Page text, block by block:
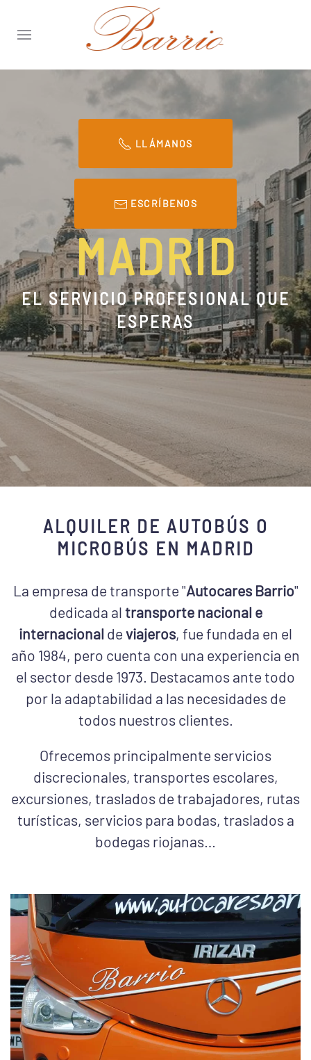
MADRID
EL SERVICIO PROFESIONAL QUE
ESPERAS
LLÁMANOS
ESCRÍBENOS
ALQUILER DE AUTOBÚS O
MICROBÚS EN MADRID
La empresa de transporte "Autocares Barrio"
dedicada al transporte nacional e
internacional de viajeros, fue fundada en el
año 1984, pero cuenta con una experiencia en
el sector desde 1973. Destacamos ante todo
por la adaptabilidad a las necesidades de
todos nuestros clientes.
Ofrecemos principalmente servicios
discrecionales, transportes escolares,
excursiones, traslados de trabajadores, rutas
turísticas, servicios para bodas, traslados a
bodegas riojanas…